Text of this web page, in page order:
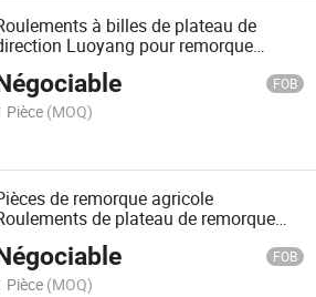
à billes de plateau de
Luoyang pour remorque
FOB
Pièce (MOQ)
de remorque agricole
de plateau de remorque
He6-1000
FOB
Pièce (MOQ)